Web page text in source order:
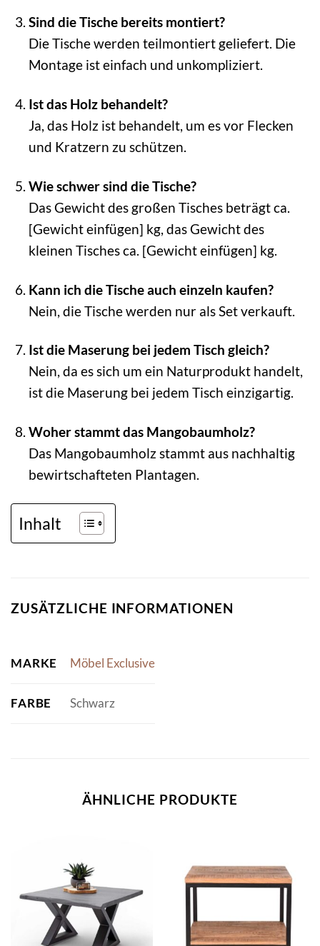
Sind die Tische bereits montiert?
Die Tische werden teilmontiert geliefert. Die
Montage ist einfach und unkompliziert.
Ist das Holz behandelt?
Ja, das Holz ist behandelt, um es vor Flecken
und Kratzern zu schützen.
Wie schwer sind die Tische?
Das Gewicht des großen Tisches beträgt ca.
[Gewicht einfügen] kg, das Gewicht des
kleinen Tisches ca. [Gewicht einfügen] kg.
Kann ich die Tische auch einzeln kaufen?
Nein, die Tische werden nur als Set verkauft.
Ist die Maserung bei jedem Tisch gleich?
Nein, da es sich um ein Naturprodukt handelt,
ist die Maserung bei jedem Tisch einzigartig.
Woher stammt das Mangobaumholz?
Das Mangobaumholz stammt aus nachhaltig
bewirtschafteten Plantagen.
Inhalt
ZUSÄTZLICHE INFORMATIONEN
MARKE Möbel Exclusive
FARBE Schwarz
ÄHNLICHE PRODUKTE